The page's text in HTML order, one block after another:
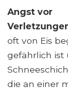
Angst vor
oft von Eis
gefährlich ist
die an einer